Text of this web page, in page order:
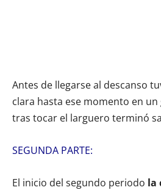
Antes de llegarse al descanso
clara hasta ese momento en
tras tocar el larguero terminó
SEGUNDA PARTE:
El inicio del segundo periodo la